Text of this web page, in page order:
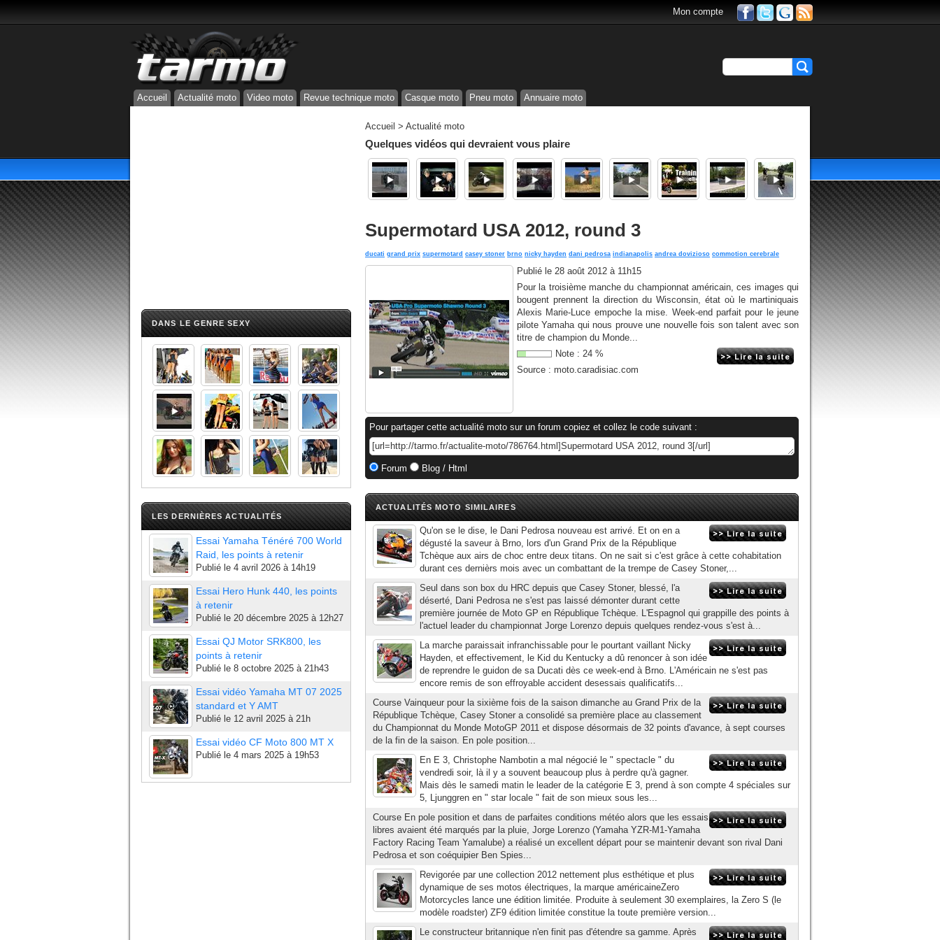
Mon compte
Accueil Actualité moto Video moto Revue technique moto Casque moto Pneu moto Annuaire moto
DANS LE GENRE SEXY
LES DERNIÈRES ACTUALITÉS
Essai Yamaha Ténéré 700 World
Raid, les points à retenir
Publié le 4 avril 2026 à 14h19
Essai Hero Hunk 440, les points
à retenir
Publié le 20 décembre 2025 à 12h27
Essai QJ Motor SRK800, les
points à retenir
Publié le 8 octobre 2025 à 21h43
Essai vidéo Yamaha MT 07 2025
standard et Y AMT
Publié le 12 avril 2025 à 21h
Essai vidéo CF Moto 800 MT X
Publié le 4 mars 2025 à 19h53
Accueil > Actualité moto
Quelques vidéos qui devraient vous plaire
Supermotard USA 2012, round 3
ducati grand prix supermotard casey stoner brno nicky hayden dani pedrosa indianapolis andrea dovizioso commotion cerebrale
Publié le 28 août 2012 à 11h15
Pour la troisième manche du championnat américain, ces images qui
bougent prennent la direction du Wisconsin, état où le martiniquais
Alexis Marie-Luce empoche la mise. Week-end parfait pour le jeune
pilote Yamaha qui nous prouve une nouvelle fois son talent avec son
titre de champion du Monde...
Note : 24 %
Source : moto.caradisiac.com
Pour partager cette actualité moto sur un forum copiez et collez le code suivant :
Forum Blog / Html
ACTUALITÉS MOTO SIMILAIRES
Qu'on se le dise, le Dani Pedrosa nouveau est arrivé. Et on en a
dégusté la saveur à Brno, lors d'un Grand Prix de la République
Tchèque aux airs de choc entre deux titans. On ne sait si c'est grâce à cette cohabitation
durant ces dernièrs mois avec un combattant de la trempe de Casey Stoner,...
Seul dans son box du HRC depuis que Casey Stoner, blessé, l'a
déserté, Dani Pedrosa ne s'est pas laissé démonter durant cette
première journée de Moto GP en République Tchèque. L'Espagnol qui grappille des points à
l'actuel leader du championnat Jorge Lorenzo depuis quelques rendez-vous s'est à...
La marche paraissait infranchissable pour le pourtant vaillant Nicky
Hayden, et effectivement, le Kid du Kentucky a dû renoncer à son idée
de reprendre le guidon de sa Ducati dès ce week-end à Brno. L'Américain ne s'est pas
encore remis de son effroyable accident desessais qualificatifs...
Course Vainqueur pour la sixième fois de la saison dimanche au Grand Prix de la
République Tchèque, Casey Stoner a consolidé sa première place au classement
du Championnat du Monde MotoGP 2011 et dispose désormais de 32 points d'avance, à sept courses
de la fin de la saison. En pole position...
En E 3, Christophe Nambotin a mal négocié le " spectacle " du
vendredi soir, là il y a souvent beaucoup plus à perdre qu'à gagner.
Mais dès le samedi matin le leader de la catégorie E 3, prend à son compte 4 spéciales sur
5, Ljunggren en " star locale " fait de son mieux sous les...
Course En pole position et dans de parfaites conditions météo alors que les essais
libres avaient été marqués par la pluie, Jorge Lorenzo (Yamaha YZR-M1-Yamaha
Factory Racing Team Yamalube) a réalisé un excellent départ pour se maintenir devant son rival Dani
Pedrosa et son coéquipier Ben Spies...
Revigorée par une collection 2012 nettement plus esthétique et plus
dynamique de ses motos électriques, la marque américaineZero
Motorcycles lance une édition limitée. Produite à seulement 30 exemplaires, la Zero S (le
modèle roadster) ZF9 édition limitée constitue la toute première version...
Le constructeur britannique n'en finit pas d'étendre sa gamme. Après